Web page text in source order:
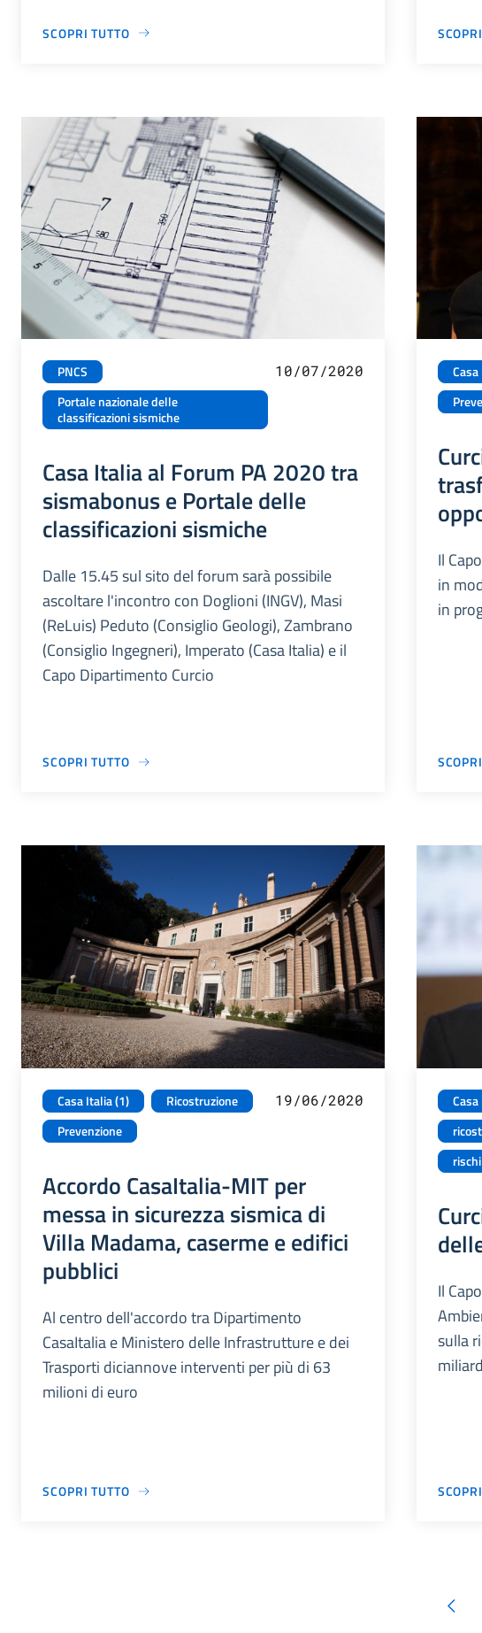
SCOPRI TUTTO
PNCS
Portale nazionale delle
classificazioni sismiche
10/07/2020
Casa Italia al Forum PA 2020 tra
sismabonus e Portale delle
classificazioni sismiche
Dalle 15.45 sul sito del forum sarà possibile
ascoltare l'incontro con Doglioni (INGV), Masi
(ReLuis) Peduto (Consiglio Geologi), Zambrano
(Consiglio Ingegneri), Imperato (Casa Italia) e il
Capo Dipartimento Curcio
SCOPRI TUTTO
Il
in
in
Casa Italia (1)
Ricostruzione
Prevenzione
19/06/2020
Accordo CasaItalia-MIT per
messa in sicurezza sismica di
Villa Madama, caserme e edifici
pubblici
Al centro dell'accordo tra Dipartimento
CasaItalia e Ministero delle Infrastrutture e dei
Trasporti diciannove interventi per più di 63
milioni di euro
SCOPRI TUTTO
Il
sulla